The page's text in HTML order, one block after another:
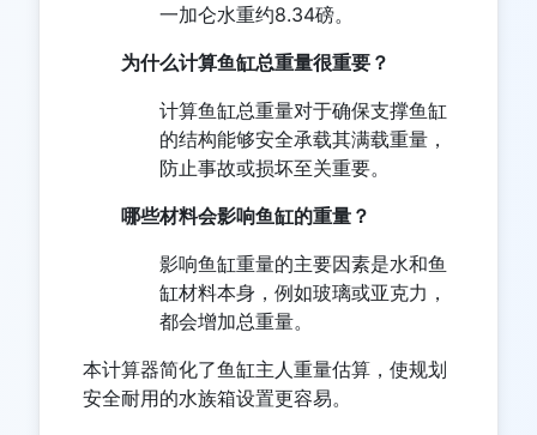
一加仑水重约8.34磅。
为什么计算鱼缸总重量很重要？
计算鱼缸总重量对于确保支撑鱼缸
的结构能够安全承载其满载重量，
防止事故或损坏至关重要。
哪些材料会影响鱼缸的重量？
影响鱼缸重量的主要因素是水和鱼
缸材料本身，例如玻璃或亚克力，
都会增加总重量。
本计算器简化了鱼缸主人重量估算，使规划
安全耐用的水族箱设置更容易。